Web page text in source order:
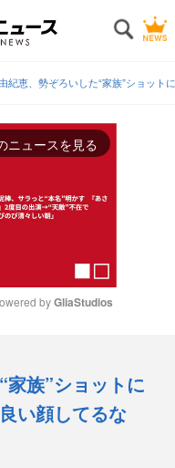
紀恵、勢ぞろいした“家族”ショッ
ニュースを見る
e
by GliaStudios
族”ショットに
い顔してるな